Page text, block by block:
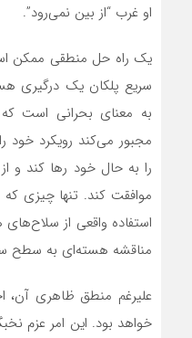
او غرب “از بین نمی‌رود”.
یک راه حل منطقی ممکن
سریع پلکان یک درگیری
به معنای بحرانی است
مجبور می‌کند رویکرد خود
را به حال خود رها کند و
موافقت کند. تنها چیزی
استفاده واقعی از
مناقشه هسته‌‌ای به سطح
علیرغم منطق ظاهری آن،
خواهد بود. این امر عزم